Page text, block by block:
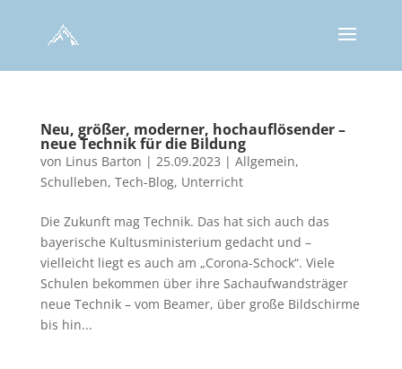
Neu, größer, moderner, hochauflösender –
neue Technik für die Bildung
von Linus Barton | 25.09.2023 | Allgemein,
Schulleben, Tech-Blog, Unterricht
Die Zukunft mag Technik. Das hat sich auch das
bayerische Kultusministerium gedacht und –
vielleicht liegt es auch am „Corona-Schock“. Viele
Schulen bekommen über ihre Sachaufwandsträger
neue Technik – vom Beamer, über große Bildschirme
bis hin...